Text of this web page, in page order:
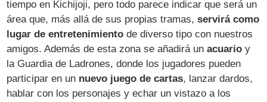
tiempo en Kichijoji, pero todo parece indicar que será un
área que, más allá de sus propias tramas,servirá como
lugar de entretenimiento de diverso tipo con nuestros
amigos. Además de esta zona se añadirá unacuario y
la Guardia de Ladrones, donde los jugadores pueden
participar en un nuevo juego de cartas, lanzar dardos,
hablar con los personajes y echar un vistazo a los